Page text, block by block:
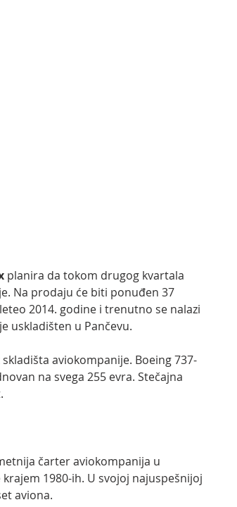
planira da tokom drugog kvartala
Na prodaju će biti ponuđen 37
2014. godine i trenutno se nalazi
uskladišten u Pančevu.
aviokompanije. Boeing 737-
na svega 255 evra. Stečajna
čarter aviokompanija u
1980-ih. U svojoj najuspešnijoj
aviona.